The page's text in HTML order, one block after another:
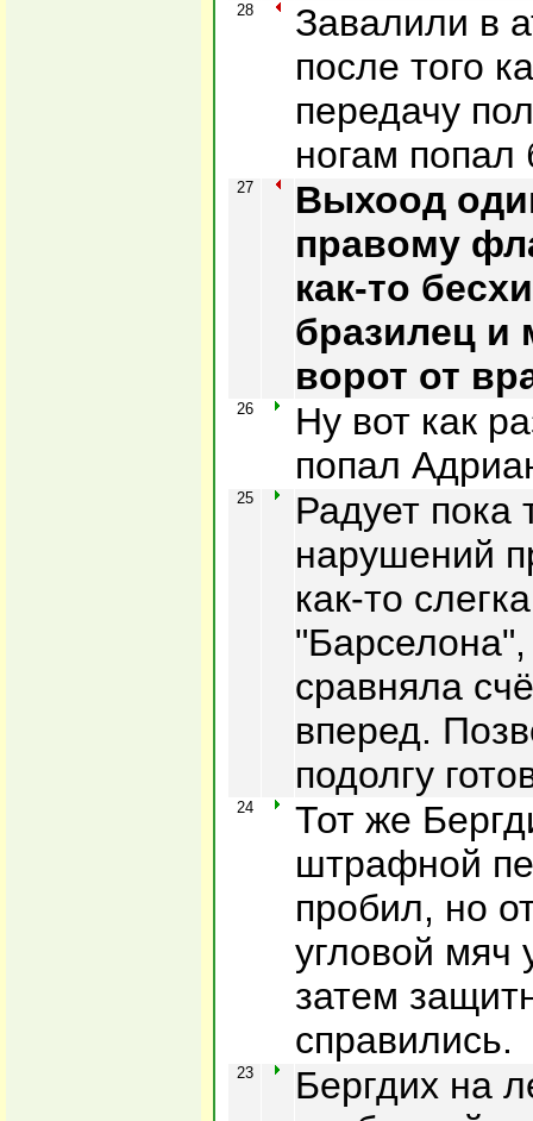
28
Завалили в
после того
передачу
ногам попал
27
Выхоод
правому
как-то
бразилец и
ворот от
26
Ну вот как
попал
25
Радует
нарушений
как-то
сравняла
вперед.
подолгу
24
Тот же
штрафной
пробил, но
угловой мяч
затем
справились.
23
Бергдих на